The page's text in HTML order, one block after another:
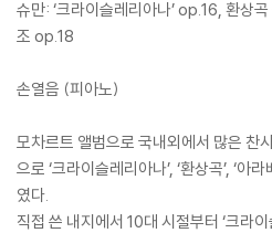
슈만: ‘크라이슬레리아나’ op.16, 환상
조 op.18
손열음 (피아노)
모차르트 앨범으로 국내외에서 많은 찬
으로 ‘크라이슬레리아나’, ‘환상곡’, ‘아
였다.
직접 쓴 내지에서 10대 시절부터 ‘크라